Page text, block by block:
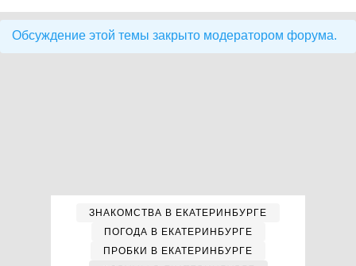
Обсуждение этой темы закрыто модератором форума.
ЗНАКОМСТВА В ЕКАТЕРИНБУРГЕ
ПОГОДА В ЕКАТЕРИНБУРГЕ
ПРОБКИ В ЕКАТЕРИНБУРГЕ